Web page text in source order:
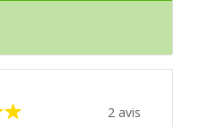
2 avis